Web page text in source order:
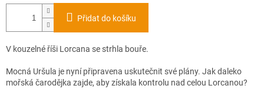
Přidat do košíku
V kouzelné říši Lorcana se strhla bouře.
Mocná Uršula je nyní připravena uskutečnit své plány. Jak daleko
mořská čarodějka zajde, aby získala kontrolu nad celou Lorcanou?